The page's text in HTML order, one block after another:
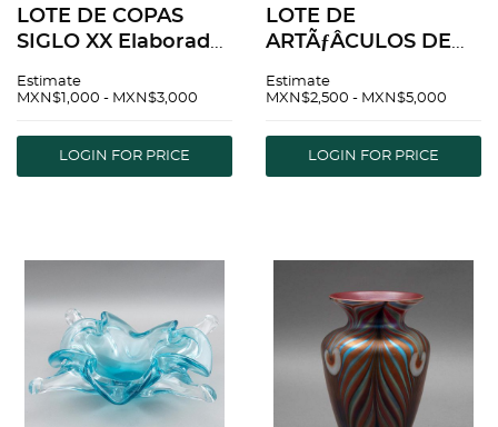
LOTE DE COPAS
SIGLO XX Elaboradas
transparente
tamaÃƒÂ±os y
modelos Detalles de
Estimate
MXN$1,000 - MXN$3,000
LOGIN FOR PRICE
LOTE DE
ARTÃƒÂCULOS DE
Elaborados en vidrio
transparente. Uno
de ellos color azul,
Estimate
MXN$2,500 - MXN$5,000
LOGIN FOR PRICE